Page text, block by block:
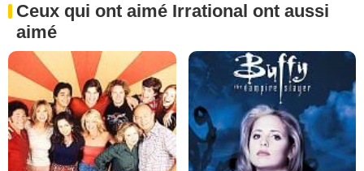
Ceux qui ont aimé Irrational ont aussi
aimé